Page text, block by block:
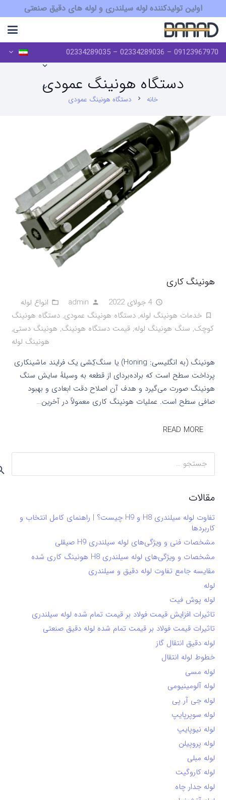
اولین تولیدکننده لوله سیلندری و لوله های دقیق صنعتی
09123967970 – 02334289036 – 02334289035
دستگاه هونینگ عمودی
خانه chevron_right دستگاه هونینگ عمودی
هونینگ کاری
access_time 4 جولای 2022 person
admin
folder_open انواع لوله
turned_in_not خدمات هونینگ لوله,دستگاه هونینگ عمودی,دستگاه هونینگ
کوچک, سنگ هونینگ لوله,قیمت دستگاه هونینگ, هونینگ دستی,
هونینگ لوله
هونینگ (به انگلیسی: Honing) یا سنگ‌کِشی یک فرایند ماشینکاری
پرداخت سطح است که براده‌بردای از قطعه به وسیلهٔ سایش سنگ
هونینگ صورت می‌گیرد و هدف آن اصلاح دقت ابعادی و بهبود
صافی سطح است. عملیات هونینگ کاری معمولاً در آخرین…
READ MORE
برای:
مقالات
تفاوت لوله سیلندری H8 و H9 چیست؟ | راهنمای کامل انتخاب و
کاربردها
مشخصات فنی و ویژگی‌های لوله سیلندری H9 صیقلی
مشخصات و ویژگی‌های لوله سیلندری H8 هونینگ کاری شده
مقایسه جامع تفاوت لوله دقیق و سیلندری
لوله
لوله پوش فیت
تاثیرات افزایش قیمت فولاد بر قیمت تمام شده لوله سیلندری
تاثیرات قیمت فولاد بر قیمت تمام شده لوله دقیق صنعتی
لوله دقیق انتقال گاز
خطوط لوله انتقال
لوله مسی
لوله آلومینیومی
لوله جی آر پی
لوله سوپرپایپ
لوله نیوپایپ
لوله پروپیلن
لوله مبلی
لوله کاروگیت
لوله جدار چاه